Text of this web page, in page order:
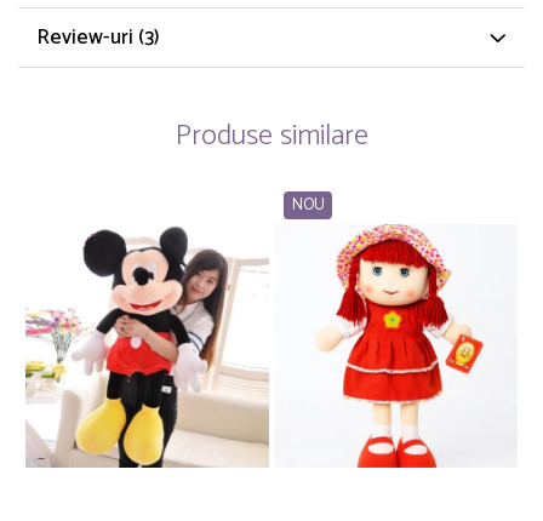
Review-uri (3)
Produse similare
NOU